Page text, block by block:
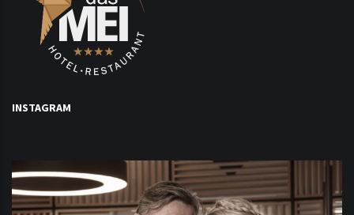
INSTAGRAM